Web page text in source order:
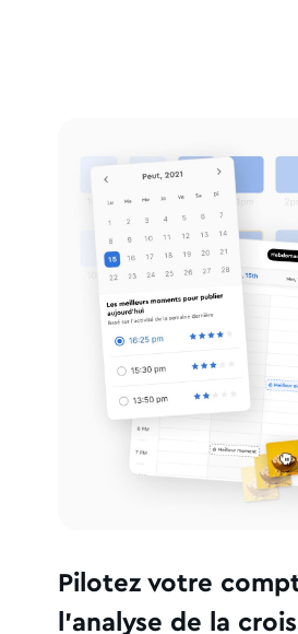
Pilotez votre
l'analyse de la